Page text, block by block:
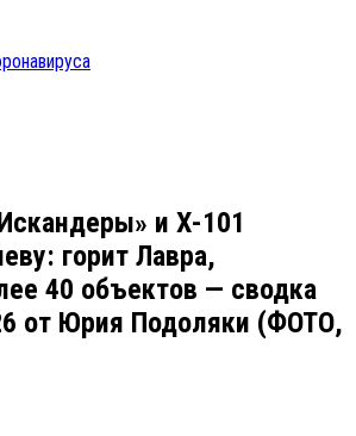
и Х-101
горит Лавра,
40 объектов — сводка
от Юрия Подоляки (ФОТО,